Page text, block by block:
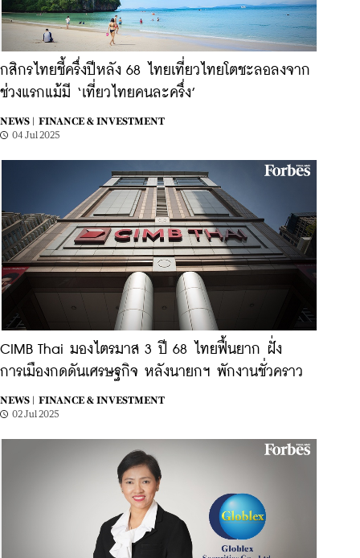
กสิกรไทยชี้ครึ่งปีหลัง 68 ไทยเที่ยวไทยโตชะลอลงจาก
ช่วงแรกแม้มี ‘เที่ยวไทยคนละครึ่ง’
NEWS |
FINANCE & INVESTMENT
04 Jul 2025
CIMB Thai มองไตรมาส 3 ปี 68 ไทยฟื้นยาก ฝั่ง
การเมืองกดดันเศรษฐกิจ หลังนายกฯ พักงานชั่วคราว
NEWS |
FINANCE & INVESTMENT
02 Jul 2025